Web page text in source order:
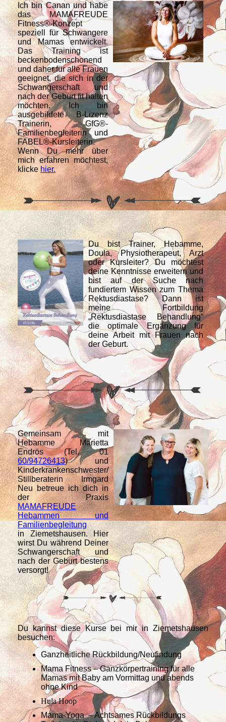
Ich bin Canan und habe
das MAMAFREUDE
Fitness®-Konzept
speziell für Schwangere
und Mamas entwickelt.
Das Training ist
beckenbodenschonend
und daher für alle Frauen
geeignet, die sich in der
Schwangerschaft und
nach der Geburt fit halten
möchten. Ich bin
ausgebildete B-Lizenz
Trainerin, GfG®-
Familienbegleiterin und
FABEL®-Kursleiterin.
Wenn Du mehr über
mich erfahren möchtest,
klicke hier.
Du bist Trainer, Hebamme,
Doula, Physiotherapeut, Arzt
oder Kursleiter? Du möchtest
deine Kenntnisse erweitern und
bist auf der Suche nach
fundiertem Wissen zum Thema
Rektusdiastase? Dann ist
meine Fortbildung
„Rektusdiastase Behandlung“
die optimale Ergänzung für
deine Arbeit mit Frauen nach
der Geburt.
Gemeinsam mit
Hebamme Marietta
Endrös (Tel. 01
60/94726413) und
Kinderkrankenschwester/
Stillberaterin Irmgard
Neu betreue ich dich in
der Praxis
MAMAFREUDE
Hebammen und
Familienbegleitung
in Ziemetshausen. Hier
wirst Du während Deiner
Schwangerschaft und
nach der Geburt bestens
versorgt!
Du kannst diese Kurse bei mir in Ziemetshausen
besuchen:
Ganzheitliche Rückbildung/Neufindung
Mama Fitness – Ganzkörpertraining für alle
Mamas mit Baby am Vormittag und abends
ohne Kind
Hula Hoop
Mama-Yoga – Achtsames Rückbildungs